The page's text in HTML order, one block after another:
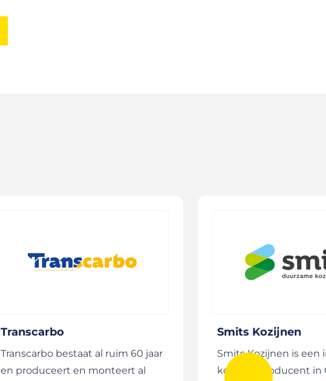
Transcarbo
Transcarbo bestaat al ruim 60 jaar
en produceert en monteert al
Smits Kozijnen
Smits Kozijnen is een
kozijnenproducent in